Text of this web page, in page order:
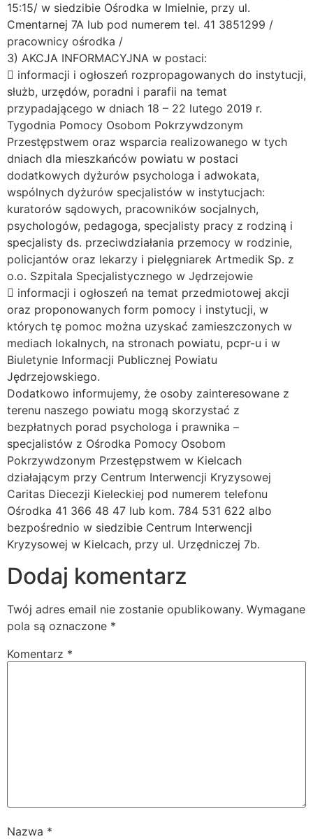
15:15/ w siedzibie Ośrodka w Imielnie, przy ul.
Cmentarnej 7A lub pod numerem tel. 41 3851299 /
pracownicy ośrodka /
3) AKCJA INFORMACYJNA w postaci:
 informacji i ogłoszeń rozpropagowanych do instytucji,
służb, urzędów, poradni i parafii na temat
przypadającego w dniach 18 – 22 lutego 2019 r.
Tygodnia Pomocy Osobom Pokrzywdzonym
Przestępstwem oraz wsparcia realizowanego w tych
dniach dla mieszkańców powiatu w postaci
dodatkowych dyżurów psychologa i adwokata,
wspólnych dyżurów specjalistów w instytucjach:
kuratorów sądowych, pracowników socjalnych,
psychologów, pedagoga, specjalisty pracy z rodziną i
specjalisty ds. przeciwdziałania przemocy w rodzinie,
policjantów oraz lekarzy i pielęgniarek Artmedik Sp. z
o.o. Szpitala Specjalistycznego w Jędrzejowie
 informacji i ogłoszeń na temat przedmiotowej akcji
oraz proponowanych form pomocy i instytucji, w
których tę pomoc można uzyskać zamieszczonych w
mediach lokalnych, na stronach powiatu, pcpr-u i w
Biuletynie Informacji Publicznej Powiatu
Jędrzejowskiego.
Dodatkowo informujemy, że osoby zainteresowane z
terenu naszego powiatu mogą skorzystać z
bezpłatnych porad psychologa i prawnika –
specjalistów z Ośrodka Pomocy Osobom
Pokrzywdzonym Przestępstwem w Kielcach
działającym przy Centrum Interwencji Kryzysowej
Caritas Diecezji Kieleckiej pod numerem telefonu
Ośrodka 41 366 48 47 lub kom. 784 531 622 albo
bezpośrednio w siedzibie Centrum Interwencji
Kryzysowej w Kielcach, przy ul. Urzędniczej 7b.
Dodaj komentarz
Twój adres email nie zostanie opublikowany. Wymagane
pola są oznaczone *
Komentarz *
Nazwa *